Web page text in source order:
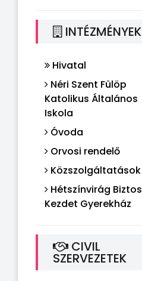
INTÉZMÉNYEK
Hivatal
Néri Szent Fülöp
Katolikus Általános
Iskola
Óvoda
Orvosi rendelő
Közszolgáltatások
Hétszínvirág Biztos
Kezdet Gyerekház
CIVIL
SZERVEZETEK